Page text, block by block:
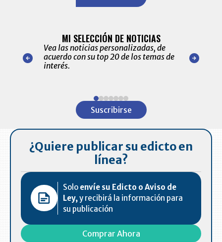
nuestro
para
MI SELECCIÓN DE NOTICIAS
Vea las noticias personalizadas, de
acuerdo con su top 20 de los temas de
interés.
de las
Suscribirse
¿Quiere publicar su edicto en
línea?
Solo envíe su Edicto o Aviso de
Ley,y recibirá la información para
su publicación
Comprar Ahora